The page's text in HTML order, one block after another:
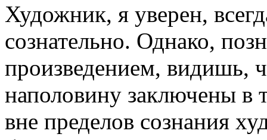
Художник, я уверен,
сознательно. Однако,
произведением, видишь,
наполовину заключены в
вне пределов сознания